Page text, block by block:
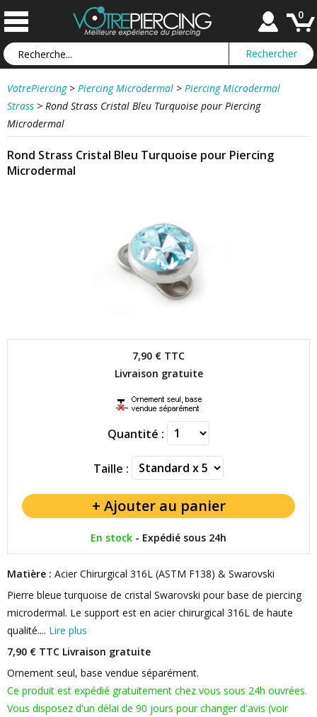
0
VotrePiercing > Piercing Microdermal > Piercing Microdermal
Strass > Rond Strass Cristal Bleu Turquoise pour Piercing
Microdermal
Rond Strass Cristal Bleu Turquoise pour Piercing
Microdermal
7,90 € TTC
Livraison gratuite
Quantité :
Taille :
En stock - Expédié sous 24h
Matière : Acier Chirurgical 316L (ASTM F138) & Swarovski
Pierre bleue turquoise de cristal Swarovski pour base de piercing
microdermal. Le support est en acier chirurgical 316L de haute
qualité.... Lire plus
7,90 € TTC Livraison gratuite
Ornement seul, base vendue séparément.
Ce produit est expédié gratuitement chez vous sous 24h ouvrées.
Vous disposez d'un délai de 90 jours pour changer d'avis (voir